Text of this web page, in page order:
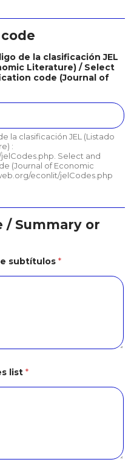
code
de la clasificación JEL
Literature) / Select
code (Journal of
la clasificación JEL (Listado
:
Select and
(Journal of Economic
econlit/jelCodes.php
/ Summary or
subtítulos *
list *